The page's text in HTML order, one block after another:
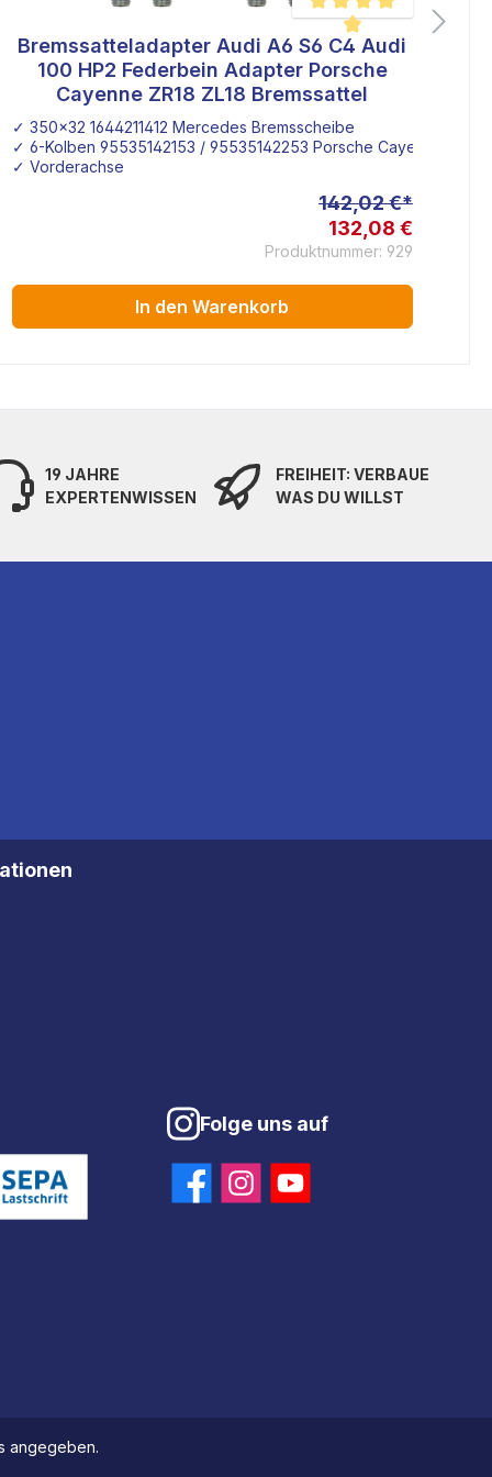
von 5 von 5 Sternen Durchschnittliche
Bremssatteladapter Audi A6 S6 C4 Audi
100 HP2 Federbein Adapter Porsche
Cayenne ZR18 ZL18 Bremssattel
✓ 350x32 1644211412 Mercedes Bremsscheibe
✓ 6-Kolben 95535142153 / 95535142253 Porsche Cayenne Z18
✓ Vorderachse
142,02 €*
132,08 €
Produktnummer: 929
In den Warenkorb
19 JAHRE
EXPERTENWISSEN
FREIHEIT: VERBAUE
WAS DU WILLST
Folge uns auf
angegeben.